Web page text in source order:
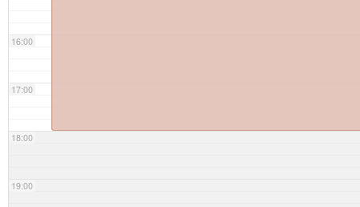
16:00
17:00
18:00
19:00